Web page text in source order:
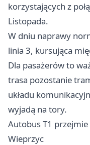
korzystających z
Listopada.
W dniu naprawy
linia 3, kursująca
Dla pasażerów to
trasa pozostanie
układu
wyjadą na tory.
Autobus T1
Wieprzyc